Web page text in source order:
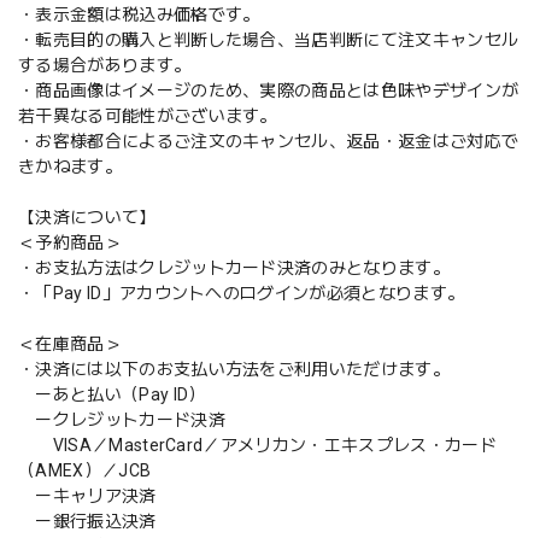
・表示金額は税込み価格です。
・転売目的の購入と判断した場合、当店判断にて注文キャンセル
する場合があります。
・商品画像はイメージのため、実際の商品とは色味やデザインが
若干異なる可能性がございます。
・お客様都合によるご注文のキャンセル、返品・返金はご対応で
きかねます。
【決済について】
＜予約商品＞
・お支払方法はクレジットカード決済のみとなります。
・「Pay ID」アカウントへのログインが必須となります。
＜在庫商品＞
・決済には以下のお支払い方法をご利用いただけます。
ーあと払い（Pay ID）
ークレジットカード決済
VISA／MasterCard／アメリカン・エキスプレス・カード
（AMEX）／JCB
ーキャリア決済
ー銀行振込決済